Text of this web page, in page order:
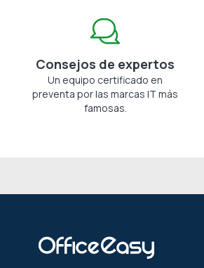
Consejos de expertos
Un equipo certificado en
preventa por las marcas IT más
famosas.